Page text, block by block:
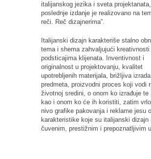
italijanskog jezika i sveta
poslednje izdanje je realizovano na
reči. Reč dizajnerima”.
Italijanski dizajn karakteriše stalno
tema i shema zahvaljujući kreativnosti
podsticajima klijenata. Inventivnost i
originalnost u projektovanju, kvalitet
upotrebljenih materijala, brižljiva izrada
predmeta, proizvodni proces koji vodi
životnoj sredini, o onom ko izrađuje te
kao i onom ko će ih koristiti, zatim
nivo grafike pakovanja i reklame jesu
karakteristike koje su italijanski dizajn
čuvenim, prestižnim i prepoznatljivim